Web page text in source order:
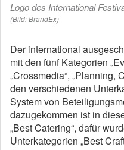
Logo des International
(Bild: BrandEx)
Der international
mit den fünf Kategorien
„Crossmedia“, „Planning,
den verschiedenen
System von
dazugekommen ist in
„Best Catering“, dafür
Unterkategorien „Best